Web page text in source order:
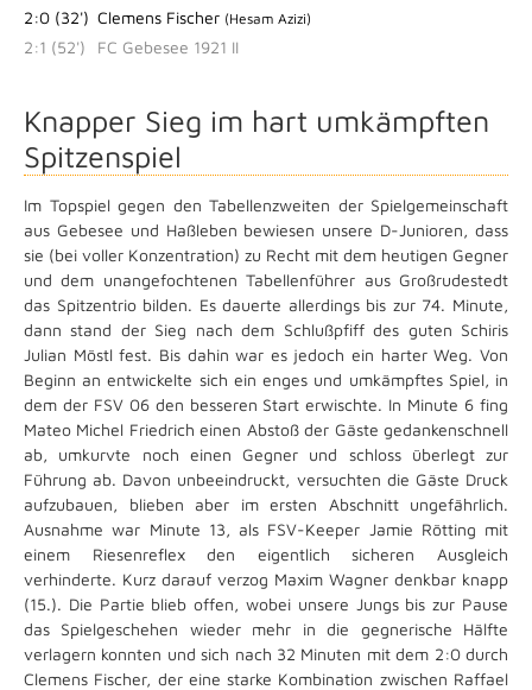
2:0 (32') Clemens Fischer (Hesam Azizi)
2:1 (52') FC Gebesee 1921 II
Knapper Sieg im hart umkämpften
Spitzenspiel
Im Topspiel gegen den Tabellenzweiten der Spielgemeinschaft
aus Gebesee und Haßleben bewiesen unsere D-Junioren, dass
sie (bei voller Konzentration) zu Recht mit dem heutigen Gegner
und dem unangefochtenen Tabellenführer aus Großrudestedt
das Spitzentrio bilden. Es dauerte allerdings bis zur 74. Minute,
dann stand der Sieg nach dem Schlußpfiff des guten Schiris
Julian Möstl fest. Bis dahin war es jedoch ein harter Weg. Von
Beginn an entwickelte sich ein enges und umkämpftes Spiel, in
dem der FSV 06 den besseren Start erwischte. In Minute 6 fing
Mateo Michel Friedrich einen Abstoß der Gäste gedankenschnell
ab, umkurvte noch einen Gegner und schloss überlegt zur
Führung ab. Davon unbeeindruckt, versuchten die Gäste Druck
aufzubauen, blieben aber im ersten Abschnitt ungefährlich.
Ausnahme war Minute 13, als FSV-Keeper Jamie Rötting mit
einem Riesenreflex den eigentlich sicheren Ausgleich
verhinderte. Kurz darauf verzog Maxim Wagner denkbar knapp
(15.). Die Partie blieb offen, wobei unsere Jungs bis zur Pause
das Spielgeschehen wieder mehr in die gegnerische Hälfte
verlagern konnten und sich nach 32 Minuten mit dem 2:0 durch
Clemens Fischer, der eine starke Kombination zwischen Raffael